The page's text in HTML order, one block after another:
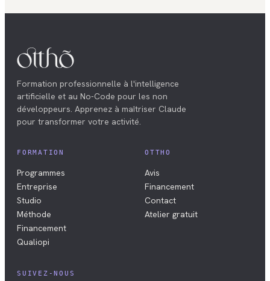
Formation professionnelle à l'intelligence
artificielle et au No-Code pour les non
développeurs. Apprenez à maîtriser Claude
pour transformer votre activité.
FORMATION
Programmes
Entreprise
Studio
Méthode
Financement
Qualiopi
OTTHO
Avis
Financement
Contact
Atelier gratuit
SUIVEZ-NOUS